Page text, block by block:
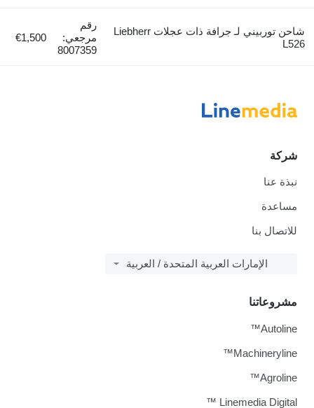
شاحن توربيني لـ جرافة ذات عجلات Liebherr
رقم
مرجعي:
8007359
€1,500
شركة
نبذة عنا
مساعدة
للاتصال بنا
الإمارات العربية المتحدة / العربية
مشروعاتنا
Autoline™
Machineryline™
Agroline™
Linemedia Digital ™